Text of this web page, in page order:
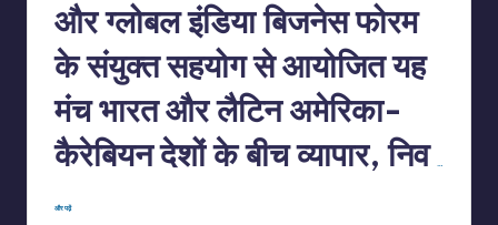
और ग्लोबल इंडिया बिजनेस फोरम
के संयुक्त सहयोग से आयोजित यह
मंच भारत और लैटिन अमेरिका-
कैरेबियन देशों के बीच व्यापार, निव
…
और पढ़ें